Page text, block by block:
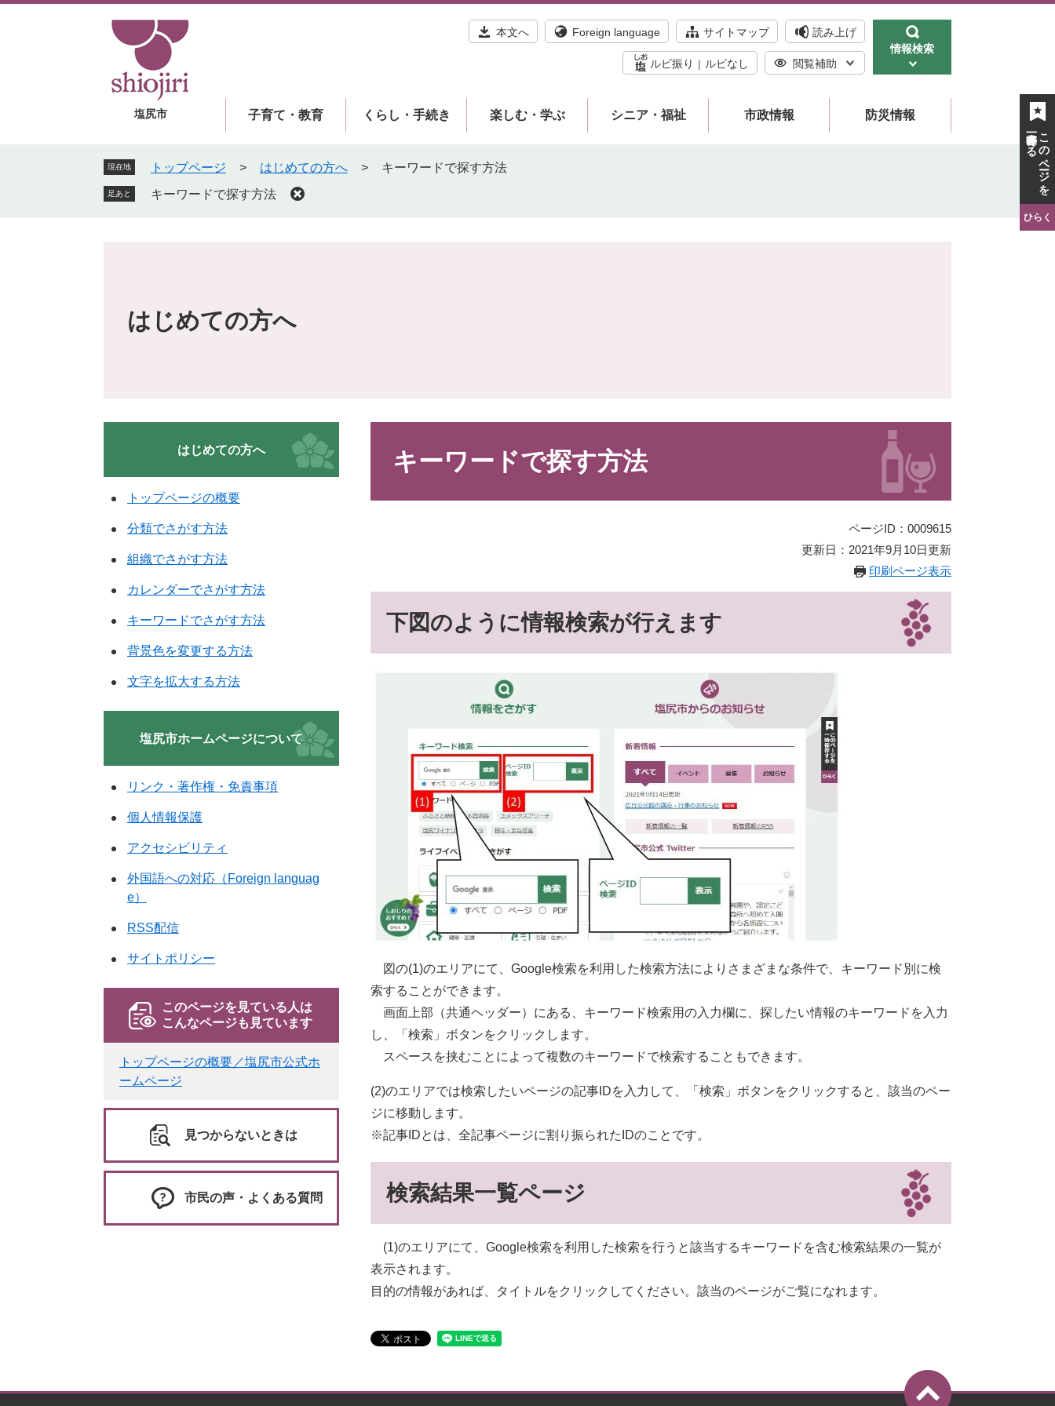
塩尻市
本文へ Foreign language サイトマップ 読み上げ
ルビ振り ルビなし 閲覧補助
情報検索
子育て・教育 くらし・手続き 楽しむ・学ぶ シニア・福祉 市政情報 防災情報
現在地 トップページ > はじめての方へ > キーワードで探す方法
足あと キーワードで探す方法
はじめての方へ
キーワードで探す方法
ページID：0009615
更新日：2021年9月10日更新
印刷ページ表示
下図のように情報検索が行えます
図の(1)のエリアにて、Google検索を利用した検索方法によりさまざまな条件で、キーワード別に検
索することができます。
画面上部（共通ヘッダー）にある、キーワード検索用の入力欄に、探したい情報のキーワードを入力
し、「検索」ボタンをクリックします。
スペースを挟むことによって複数のキーワードで検索することもできます。
(2)のエリアでは検索したいページの記事IDを入力して、「検索」ボタンをクリックすると、該当のペー
ジに移動します。
※記事IDとは、全記事ページに割り振られたIDのことです。
検索結果一覧ページ
(1)のエリアにて、Google検索を利用した検索を行うと該当するキーワードを含む検索結果の一覧が
表示されます。
目的の情報があれば、タイトルをクリックしてください。該当のページがご覧になれます。
はじめての方へ
トップページの概要
分類でさがす方法
組織でさがす方法
カレンダーでさがす方法
キーワードでさがす方法
背景色を変更する方法
文字を拡大する方法
塩尻市ホームページについて
リンク・著作権・免責事項
個人情報保護
アクセシビリティ
外国語への対応（Foreign languag
e）
RSS配信
サイトポリシー
このページを見ている人は
こんなページも見ています
トップページの概要／塩尻市公式ホ
ームページ
見つからないときは
市民の声・よくある質問
このページを
一時保存する
ひらく